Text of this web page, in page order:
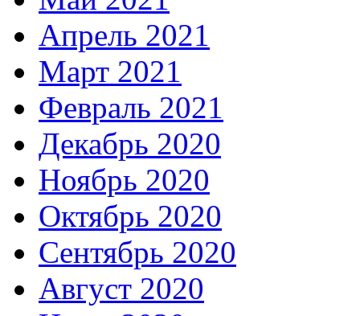
Апрель 2021
Март 2021
Февраль 2021
Декабрь 2020
Ноябрь 2020
Октябрь 2020
Сентябрь 2020
Август 2020